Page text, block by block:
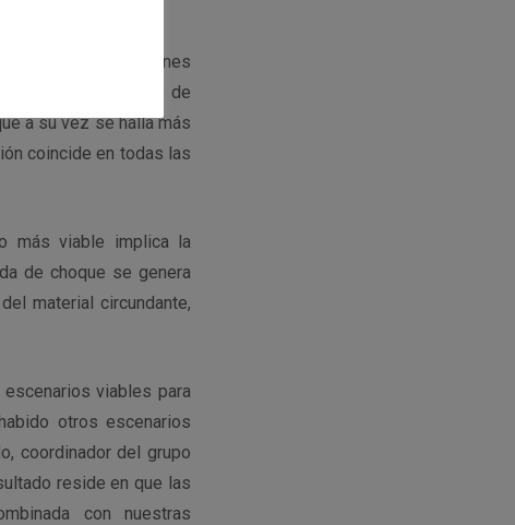
X en las regiones
distintas longitudes de
a su vez se halla más
coincide en todas las
más viable implica la
de choque se genera
material circundante,
viables para
otros escenarios
coordinador del grupo
reside en que las
con nuestras